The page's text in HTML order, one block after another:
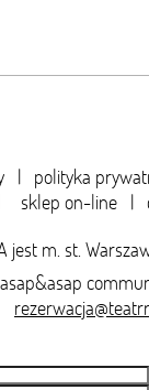
| polityka
sklep on-line |
jest m. st.
asap&asap